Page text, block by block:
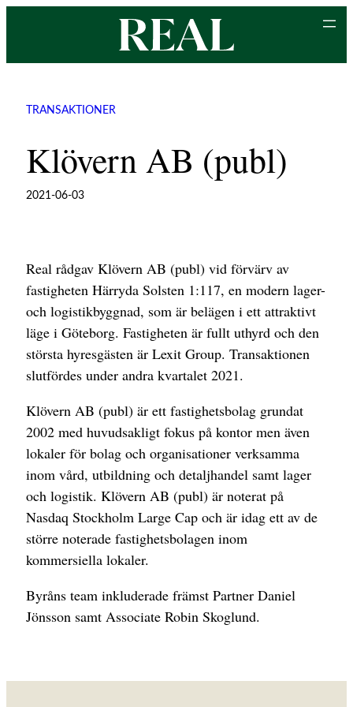
innehåll
TRANSAKTIONER
Klövern AB (publ)
2021-06-03
Real rådgav Klövern AB (publ) vid förvärv av
fastigheten Härryda Solsten 1:117, en modern lager-
och logistikbyggnad, som är belägen i ett attraktivt
läge i Göteborg. Fastigheten är fullt uthyrd och den
största hyresgästen är Lexit Group. Transaktionen
slutfördes under andra kvartalet 2021.
Klövern AB (publ) är ett fastighetsbolag grundat
2002 med huvudsakligt fokus på kontor men även
lokaler för bolag och organisationer verksamma
inom vård, utbildning och detaljhandel samt lager
och logistik. Klövern AB (publ) är noterat på
Nasdaq Stockholm Large Cap och är idag ett av de
större noterade fastighetsbolagen inom
kommersiella lokaler.
Byråns team inkluderade främst Partner Daniel
Jönsson samt Associate Robin Skoglund.